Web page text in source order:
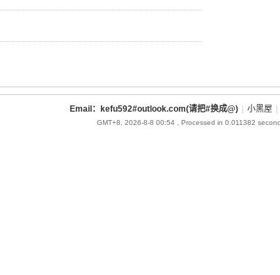
Email：kefu592#outlook.com(请把#换成@) 小黑屋
GMT+8, 2026-8-8 00:54 , Processed in 0.011382